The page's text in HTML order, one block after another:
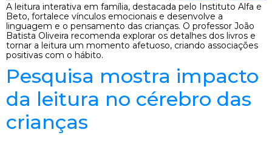
A leitura interativa em família, destacada pelo Instituto Alfa e
Beto, fortalece vínculos emocionais e desenvolve a
linguagem e o pensamento das crianças. O professor João
Batista Oliveira recomenda explorar os detalhes dos livros e
tornar a leitura um momento afetuoso, criando associações
positivas com o hábito.
Pesquisa mostra impacto
da leitura no cérebro das
crianças